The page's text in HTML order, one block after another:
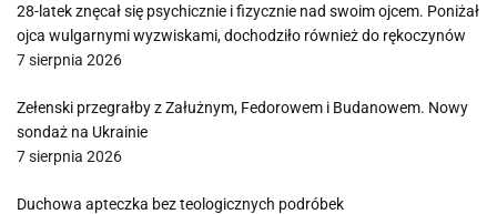
28-latek znęcał się psychicznie i fizycznie nad swoim ojcem. Poniżał
ojca wulgarnymi wyzwiskami, dochodziło również do rękoczynów
7 sierpnia 2026
Zełenski przegrałby z Załużnym, Fedorowem i Budanowem. Nowy
sondaż na Ukrainie
7 sierpnia 2026
Duchowa apteczka bez teologicznych podróbek